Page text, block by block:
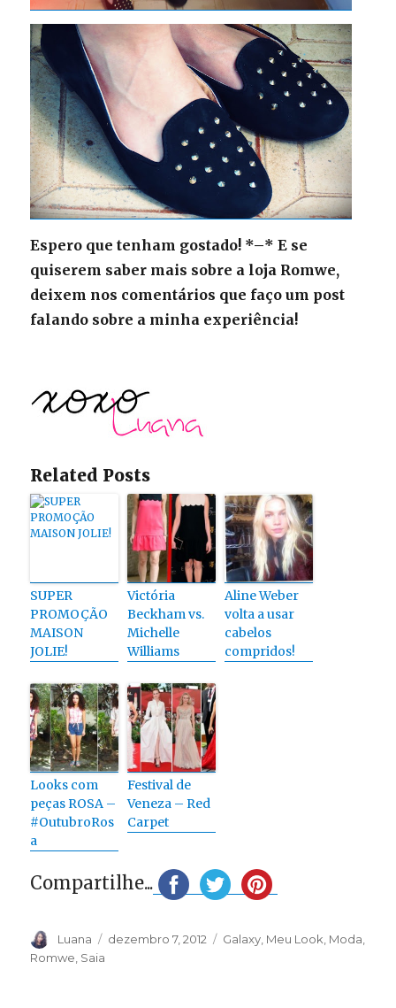
Espero que tenham gostado! *–* E se
quiserem saber mais sobre a loja Romwe,
deixem nos comentários que faço um post
falando sobre a minha experiência!
Related Posts
SUPER
PROMOÇÃO
MAISON
JOLIE!
Victória
Beckham vs.
Michelle
Williams
Aline Weber
volta a usar
cabelos
compridos!
Looks com
peças ROSA –
#OutubroRos
a
Festival de
Veneza – Red
Carpet
Compartilhe...
Autor
Luana
Publicado
dezembro 7, 2012 Categorias
Galaxy, Meu Look, Moda,
Romwe, Saia